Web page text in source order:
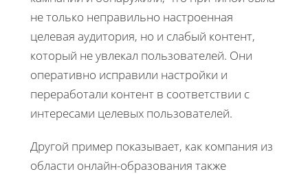
не только неправильно настроенная
целевая аудитория, но и слабый контент,
который не увлекал пользователей. Они
оперативно исправили настройки и
переработали контент в соответствии с
интересами целевых пользователей.
Другой пример показывает, как компания из
области онлайн-образования также